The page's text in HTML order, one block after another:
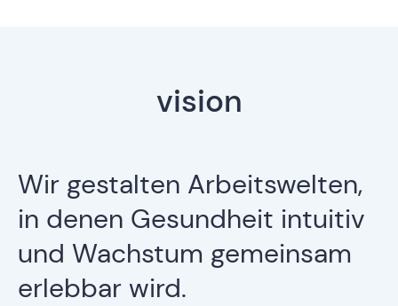
vision
Wir gestalten Arbeitswelten,
in denen Gesundheit intuitiv
und Wachstum gemeinsam
erlebbar wird.